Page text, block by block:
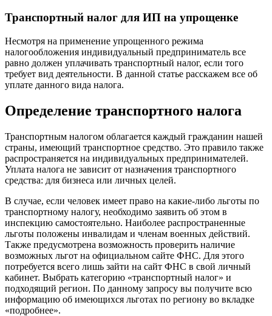
Транспортный налог для ИП на упрощенке
Несмотря на применение упрощенного режима
налогообложения индивидуальный предприниматель все
равно должен уплачивать транспортный налог, если того
требует вид деятельности. В данной статье расскажем все об
уплате данного вида налога.
Определение транспортного налога
Транспортным налогом облагается каждый гражданин нашей
страны, имеющий транспортное средство. Это правило также
распространяется на индивидуальных предпринимателей.
Уплата налога не зависит от назначения транспортного
средства: для бизнеса или личных целей.
В случае, если человек имеет право на какие-либо льготы по
транспортному налогу, необходимо заявить об этом в
инспекцию самостоятельно. Наиболее распространенные
льготы положены инвалидам и членам военных действий.
Также предусмотрена возможность проверить наличие
возможных льгот на официальном сайте ФНС. Для этого
потребуется всего лишь зайти на сайт ФНС в свой личный
кабинет. Выбрать категорию «транспортный налог» и
подходящий регион. По данному запросу вы получите всю
информацию об имеющихся льготах по региону во вкладке
«подробнее».